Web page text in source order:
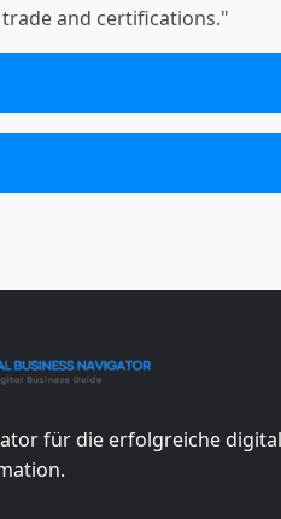
trade and certifications."
für die erfolgreiche